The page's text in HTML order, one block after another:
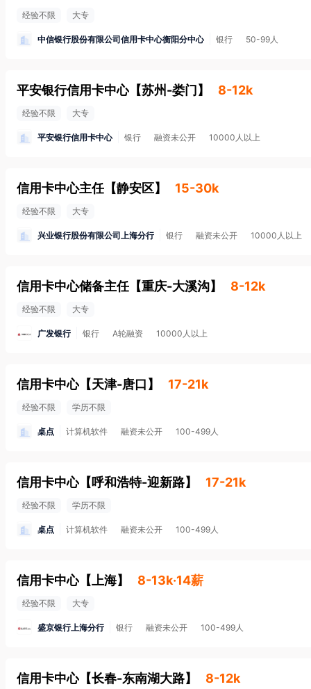
经验不限 大专
中信银行股份有限公司信用卡中心衡阳分中心 银行 50-99人
平安银行信用卡中心 【苏州-娄门 】 8-12k
经验不限 大专
平安银行信用卡中心 银行 融资未公开 10000人以上
信用卡中心主任 【静安区】 15-30k
经验不限 大专
兴业银行股份有限公司上海分行 银行 融资未公开 10000人以上
信用卡中心储备主任 【重庆-大溪沟】 8-12k
经验不限 大专
广发银行 银行 A轮融资 10000人以上
信用卡中心 【天津-唐口 】 17-21k
经验不限 学历不限
桌点 计算机软件 融资未公开 100-499人
信用卡中心 【呼和浩特-迎新路】 17-21k
经验不限 学历不限
桌点 计算机软件 融资未公开 100-499人
信用卡中心 【 上海】 8-13k·14薪
经验不限 大专
盛京银行上海分行 银行 融资未公开 100-499人
信用卡中心 【长春-东南湖大路】 8-12k